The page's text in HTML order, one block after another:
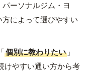
ーソナルジム・ヨ
によって選びやすい
個別に教わりたい 」
けやすい通い方から考